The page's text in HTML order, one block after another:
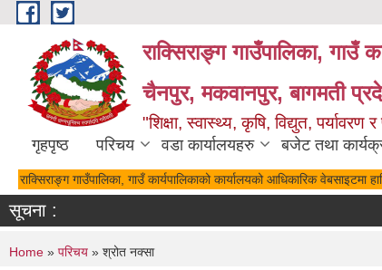
Skip to main content
राक्सिराङ्ग गाउँपालिका, गाउँ
चैनपुर, मकवानपुर, बागमती
"शिक्षा, स्वास्थ्य, कृषि, विद्युत, पर्यावरण
गृहपृष्ठ परिचय वडा कार्यालयहरु बजेट तथा
राक्सिराङ्ग गाउँपालिका, गाउँ कार्यपालिकाको कार्यालयको आधिकारिक
सूचना :
You are here
Home » परिचय » श्रोत नक्सा